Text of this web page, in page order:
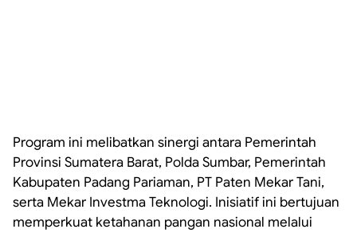
Program ini melibatkan sinergi antara Pemerintah
Provinsi Sumatera Barat, Polda Sumbar, Pemerintah
Kabupaten Padang Pariaman, PT Paten Mekar Tani,
serta Mekar Investma Teknologi. Inisiatif ini bertujuan
memperkuat ketahanan pangan nasional melalui